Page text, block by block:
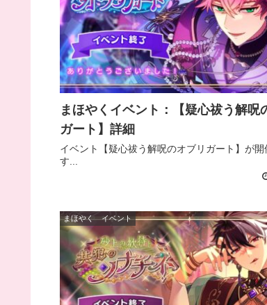
まほやくイベント：【疑心祓う解呪
ガート】詳細
イベント【疑心祓う解呪のオブリガート】が開
す...
まほやく イベント